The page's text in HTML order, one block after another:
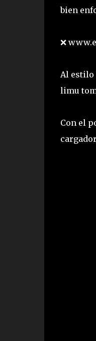
bien
❌
Al estilo
limu
Con el